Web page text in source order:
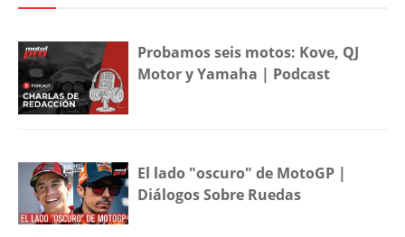
Probamos seis motos: Kove, QJ
Motor y Yamaha | Podcast
El lado "oscuro" de MotoGP |
Diálogos Sobre Ruedas